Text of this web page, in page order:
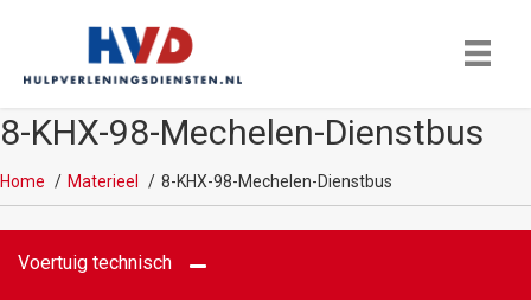
8-KHX-98-Mechelen-Dienstbus
Home Materieel 8-KHX-98-Mechelen-Dienstbus
Voertuig technisch